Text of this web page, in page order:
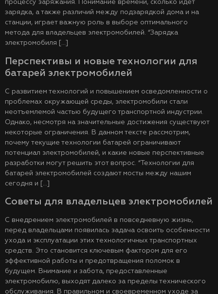
процессу заряжания. Понимание времени, сколько идет
зарядка, а также различий между подзарядкой дома и на
станции, играет важную роль в выборе оптимального
метода для владельцев электромобилей. “Зарядка
электромобиля […]
Перспективы и новые технологии для
батарей электромобилей
С развитием технологий и повышением осведомленности о
проблемах окружающей среды, электромобили стали
неотъемлемой частью будущего транспортной индустрии.
Однако, несмотря на значительные достижения существуют
некоторые ограничения. В данном тексте рассмотрим,
почему текущие технологии батарей ограничивают
потенциал электромобилей, и какие новые перспективные
разработки могут решить этот вопрос. “Технологии для
батарей электромобилей создают мосты между нашим
сегодня и […]
Советы для владельцев электромобилей
С внедрением электромобилей в повседневную жизнь,
перед владельцами появилась задача освоить особенности
ухода и эксплуатации этих технологичных транспортных
средств. Это становится ключевым фактором для его
эффективной работы и предотвращения поломок в
будущем. Внимание и забота, предоставленные
электромобилю, выходят далеко за пределы технического
обслуживания. В правильном и своевременном уходе за